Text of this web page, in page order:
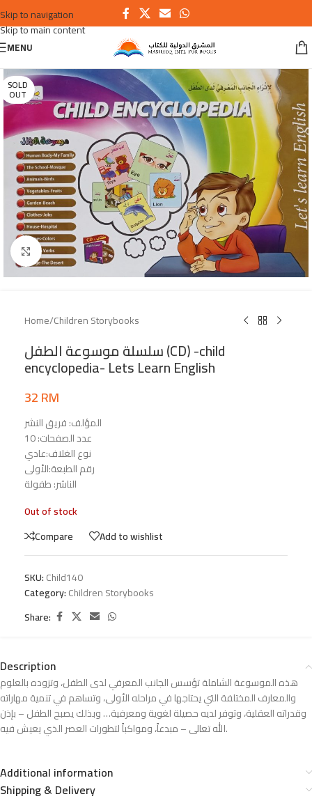
Skip to navigation
Skip to main content
MENU
SOLD
OUT
Click to enlarge
Home/Children Storybooks
سلسلة موسوعة الطفل (CD) -child
encyclopedia- Lets Learn English
32RM
المؤلف: فريق النشر
عدد الصفحات: 10
نوع الغلاف:عادي
رقم الطبعة:الأولى
الناشر: طفولة
Out of stock
Compare
Add to wishlist
SKU:Child140
Category:Children Storybooks
Share:
Description
هذه الموسوعة الشاملة تؤسس الجانب المعرفي لدى الطفل، وتزوده بالعلوم
والمعارف المختلفة التي يحتاجها في مراحله الأولى، وتساهم في تنمية مهاراته
وقدراته العقلية، وتوفر لديه حصيلة لغوية ومعرفية… وبذلك يصبح الطفل – بإذن
الله تعالى – مبدعاً، ومواكباً لتطورات العصر الذي يعيش فيه.
Additional information
Shipping & Delivery